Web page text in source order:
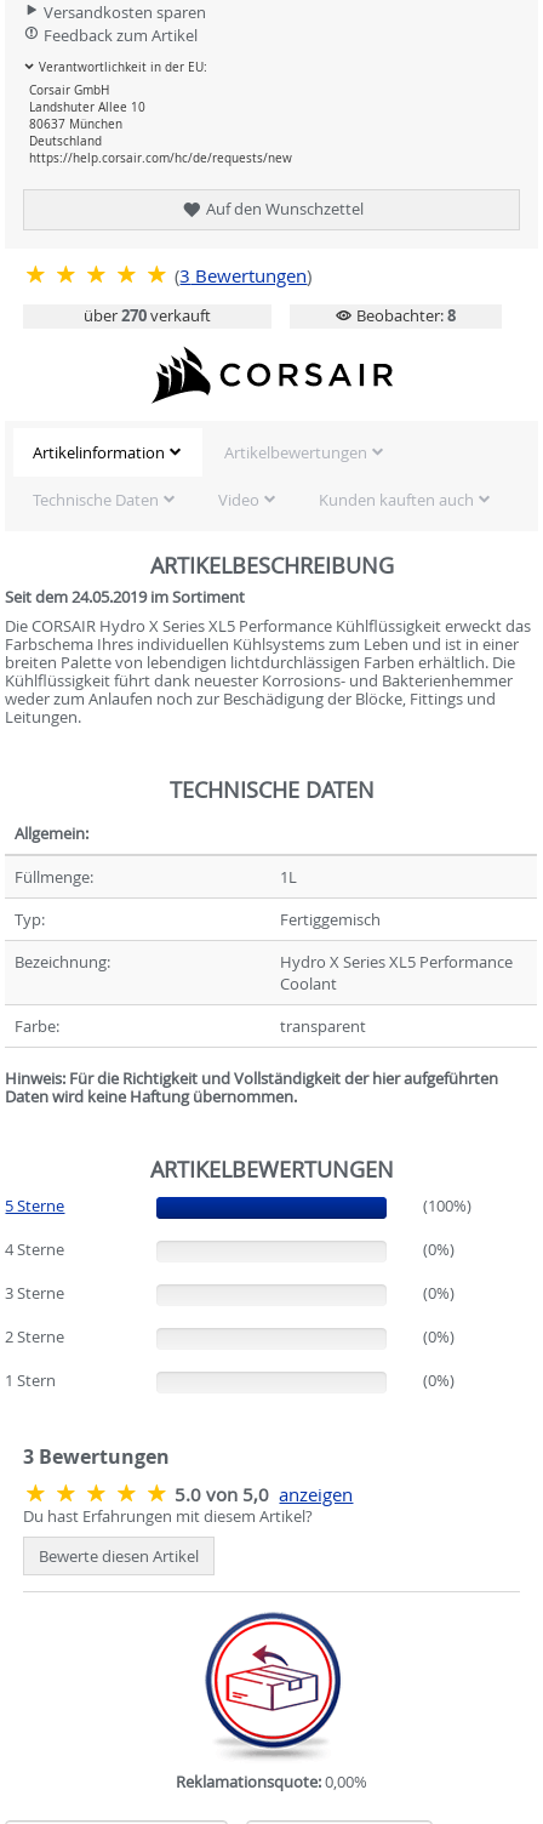
Versandkosten sparen
Feedback zum Artikel
Verantwortlichkeit in der EU:
Corsair GmbH
Landshuter Allee 10
80637 München
Deutschland
https://help.corsair.com/hc/de/requests/new
Auf den Wunschzettel
(3 Bewertungen)
über270verkauft Beobachter:8
Artikelinformation Artikelbewertungen
Technische Daten Video Kunden kauften auch
ARTIKELBESCHREIBUNG
Seit dem 24.05.2019 im Sortiment
Die CORSAIR Hydro X Series XL5 Performance Kühlflüssigkeit erweckt das
Farbschema Ihres individuellen Kühlsystems zum Leben und ist in einer
breiten Palette von lebendigen lichtdurchlässigen Farben erhältlich. Die
Kühlflüssigkeit führt dank neuester Korrosions- und Bakterienhemmer
weder zum Anlaufen noch zur Beschädigung der Blöcke, Fittings und
Leitungen.
TECHNISCHE DATEN
Allgemein:
Füllmenge:
1L
Typ:
Fertiggemisch
Bezeichnung:
Hydro X Series XL5 Performance
Coolant
Farbe:
transparent
Hinweis: Für die Richtigkeit und Vollständigkeit der hier aufgeführten
Daten wird keine Haftung übernommen.
ARTIKELBEWERTUNGEN
5 Sterne (100%)
(100%)
4 Sterne
(0%)
3 Sterne
(0%)
2 Sterne
(0%)
1 Stern
(0%)
3 Bewertungen
5.0 von 5,0 anzeigen
Du hast Erfahrungen mit diesem Artikel?
Bewerte diesen Artikel
Reklamationsquote:0,00%